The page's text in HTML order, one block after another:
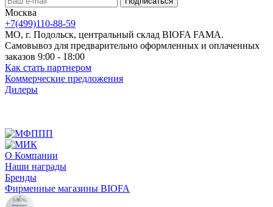
Москва
+7(499)110-88-59
МО, г. Подольск, центральный склад BIOFA FAMA.
Самовывоз для предварительно оформленных и оплаченных
заказов 9:00 - 18:00
Как стать партнером
Коммерческие предложения
Дилеры
О Компании
Наши награды
Бренды
Фирменные магазины BIOFA